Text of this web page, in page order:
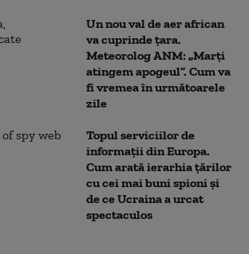
Un nou val de aer african
va cuprinde țara.
Meteorolog ANM: „Marți
atingem apogeul”. Cum va
fi vremea în următoarele
zile
Topul serviciilor de
informații din Europa.
Cum arată ierarhia țărilor
cu cei mai buni spioni și
de ce Ucraina a urcat
spectaculos